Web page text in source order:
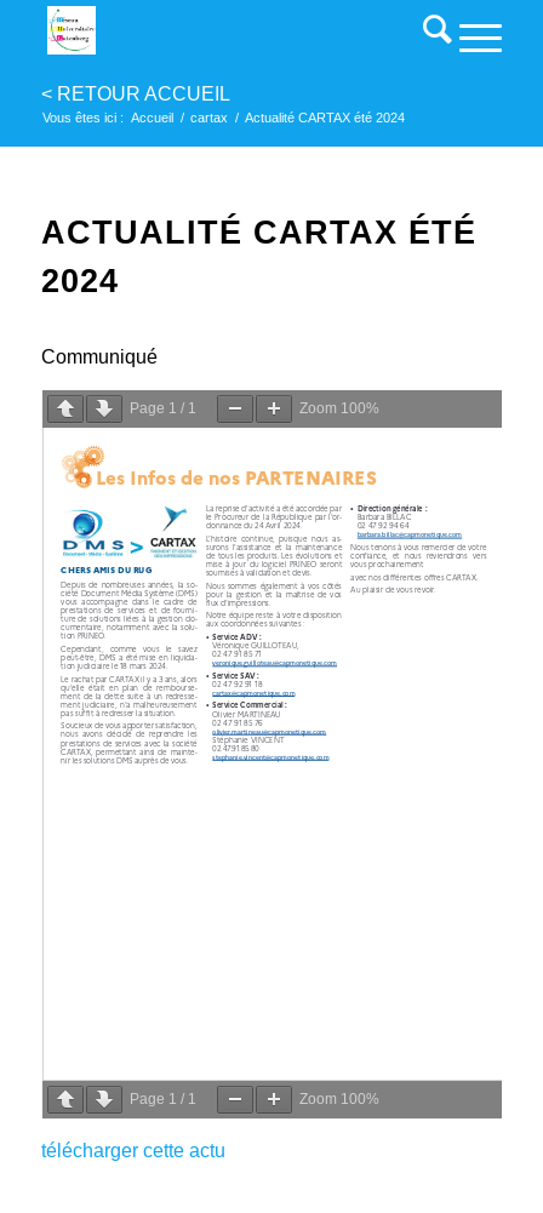
Vous êtes ici : Accueil / cartax / Actualité CARTAX été 2024
ACTUALITÉ CARTAX ÉTÉ
2024
Communiqué
Page 1 / 1 Zoom 100%
Page 1 / 1 Zoom 100%
télécharger cette actu